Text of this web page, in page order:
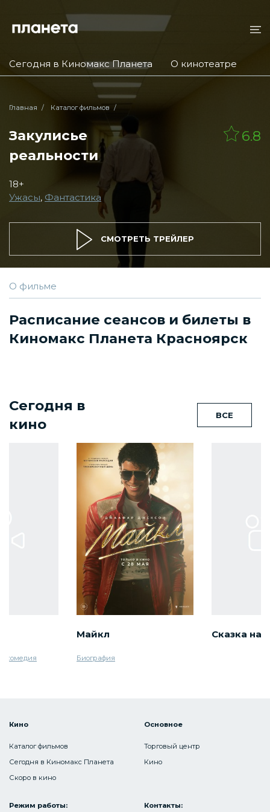
Сегодня в Киномакс Планета О кинотеатре
Главная Каталог фильмов
Закулисье
реальности
18+
Ужасы, Фантастика
6.8
СМОТРЕТЬ ТРЕЙЛЕР
О фильме
Расписание сеансов и билеты в
Киномакс Планета Красноярск
Сегодня в
кино
ВСЕ
Майкл
Биография
Сказка на
Кино
Каталог фильмов
Сегодня в Киномакс Планета
Скоро в кино
Основное
Торговый центр
Кино
Режим работы: Контакты: